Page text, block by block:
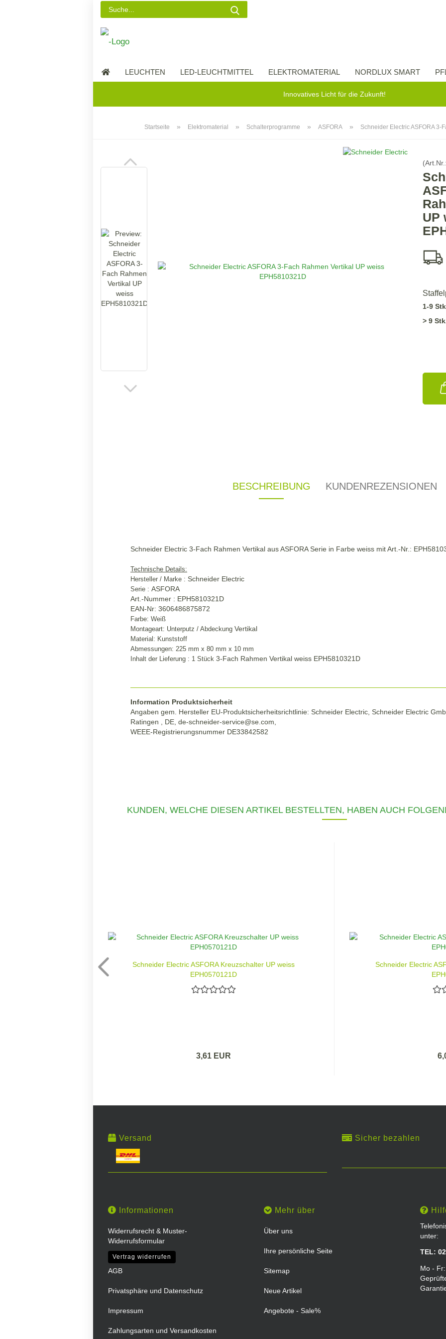
Innovatives Licht für die Zukunft!
LEUCHTEN LED-LEUCHTMITTEL ELEKTROMATERIAL NORDLUX SMART
Startseite » Elektromaterial » Schalterprogramme » ASFORA » Schneider Electric ASFORA 3-
(Art.Nr.:
UP
1-9
> 9
BESCHREIBUNG KUNDENREZENSIONEN
Schneider Electric 3-Fach Rahmen Vertikal aus ASFORA Serie in Farbe weiss mit Art.-Nr.:
Technische Details:
Hersteller / Marke : Schneider Electric
Serie : ASFORA
Art.-Nummer : EPH5810321D
EAN-Nr: 3606486875872
Farbe: Weiß
Montageart: Unterputz / Abdeckung Vertikal
Material: Kunststoff
Abmessungen: 225 mm x 80 mm x 10 mm
Inhalt der Lieferung : 1 Stück 3-Fach Rahmen Vertikal weiss EPH5810321D
Information Produktsicherheit
Angaben gem. Hersteller EU-Produktsicherheitsrichtlinie: Schneider Electric, Schneider Electric
Ratingen , DE, de-schneider-service@se.com,
WEEE-Registrierungsnummer DE33842582
KUNDEN, WELCHE DIESEN ARTIKEL BESTELLTEN, HABEN AUCH
Schneider Electric ASFORA Kreuzschalter UP weiss
EPH0570121D
3,61 EUR
Schneider Electric
Versand Sicher bezahlen
Informationen
Widerrufsrecht & Muster-
Widerrufsformular
Vertrag widerrufen
AGB
Privatsphäre und Datenschutz
Impressum
Zahlungsarten und Versandkosten
Mehr über
Über uns
Ihre persönliche Seite
Sitemap
Neue Artikel
Angebote - Sale%
unter:
TEL:
Mo -